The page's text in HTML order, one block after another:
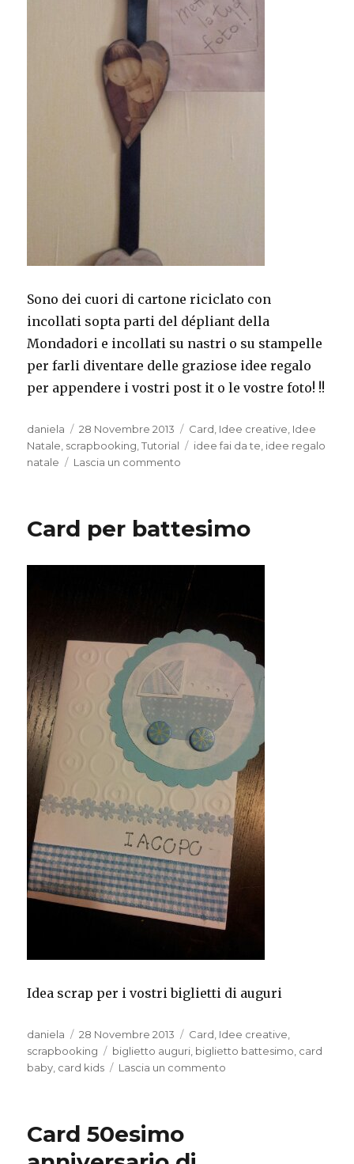
Sono dei cuori di cartone riciclato con
incollati sopta parti del dépliant della
Mondadori e incollati su nastri o su stampelle
per farli diventare delle graziose idee regalo
per appendere i vostri post it o le vostre foto! !!
Autore
daniela
Pubblicato
il
28 Novembre 2013 Categorie
Card Idee creative Idee
Natale scrapbooking ,Tutorial Tag
idee fai da te idee regalo
natale
Lascia un commento
Card per battesimo
Idea scrap per i vostri biglietti di auguri
Autore
daniela
Pubblicato
il
28 Novembre 2013 Categorie
Card Idee creative
scrapbooking
Tag
biglietto auguri biglietto battesimo card
baby card kids Lascia un commento
Card 50esimo